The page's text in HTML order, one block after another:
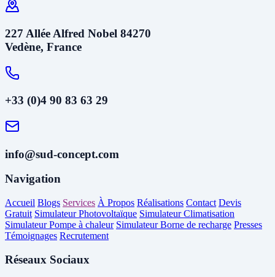
227 Allée Alfred Nobel 84270
Vedène, France
+33 (0)4 90 83 63 29
info@sud-concept.com
Navigation
Accueil Blogs Services À Propos Réalisations Contact Devis
Gratuit Simulateur Photovoltaïque Simulateur Climatisation
Simulateur Pompe à chaleur Simulateur Borne de recharge Presses
Témoignages Recrutement
Réseaux Sociaux